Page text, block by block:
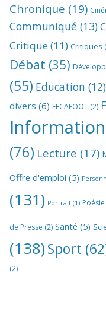
Chronique (19)
Communiqué (13)
Critique(11) Critiques
Débat (35)
(55) Education (12)
divers (6) FECAFOOT (2)
Information
(76) Lecture (17)
Offre d'emploi (5)
(131) Portrait (1) Poésie
de Presse (2) Santé (5)
(138)Sport
(2)